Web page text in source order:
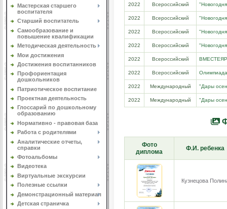
Мастерская старшего
воспитателя
Старший воспитатель
Самообразование и
повышение квалификации
Методическая деятельность
Мои достижения
Достижения воспитанников
Профориентация
дошкольников
Патриотическое воспитание
Проектная деятельность
Глоссарий по дошкольному
образованию
Нормативно - правовая база
Работа с родителями
Аналитические отчеты,
справки
Фотоальбомы
Видеотека
Виртуальные экскурсии
Полезные ссылки
Демонстрационный материал
Детская страничка
2022 Всероссийский
2022 Всероссийский
2022 Всероссийский
2022 Всероссийский
2022 Всероссийский
2022 Всероссийский
2022 Международный "Дары
2022 Международный "Дары
Фото
диплома
Ф.И. ребенка
Кузнецова